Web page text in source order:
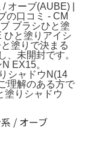
オーブ(AUBE) |
の口コミ - CM
ブラシひと塗
ひと塗りアイシ
塗りで決まる
、未開封です。
EX15。
シャドウN(14
理解のある方で
塗りシャドウ